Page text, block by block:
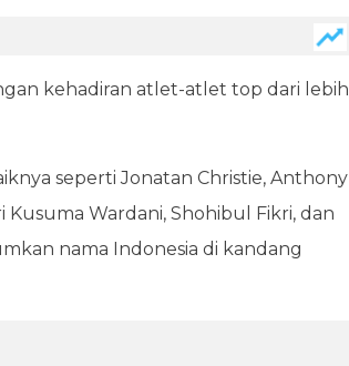
kehadiran atlet-atlet top dari lebih
seperti Jonatan Christie, Anthony
Wardani, Shohibul Fikri, dan
nama Indonesia di kandang